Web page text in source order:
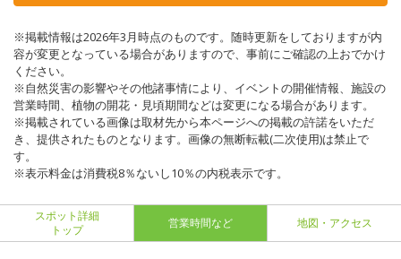
※掲載情報は2026年3月時点のものです。随時更新をしておりますが内
容が変更となっている場合がありますので、事前にご確認の上おでかけ
ください。
※自然災害の影響やその他諸事情により、イベントの開催情報、施設の
営業時間、植物の開花・見頃期間などは変更になる場合があります。
※掲載されている画像は取材先から本ページへの掲載の許諾をいただ
き、提供されたものとなります。画像の無断転載(二次使用)は禁止で
す。
※表示料金は消費税8％ないし10％の内税表示です。
スポット詳細
トップ
営業時間など 地図・アクセス